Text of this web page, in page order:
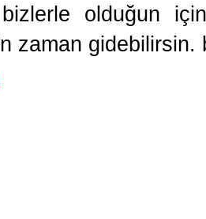
olduğun
zaman